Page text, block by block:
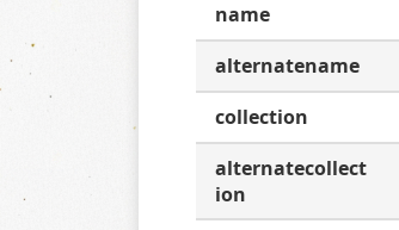
name
alternatename
collection
alternatecollect
ion